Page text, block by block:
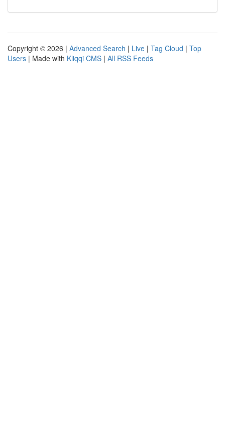
Copyright © 2026 | Advanced Search | Live | Tag Cloud | Top
Users | Made with Kliqqi CMS | All RSS Feeds